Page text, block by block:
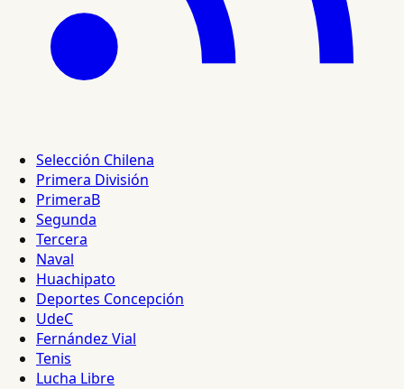
Selección Chilena
Primera División
PrimeraB
Segunda
Tercera
Naval
Huachipato
Deportes Concepción
UdeC
Fernández Vial
Tenis
Lucha Libre